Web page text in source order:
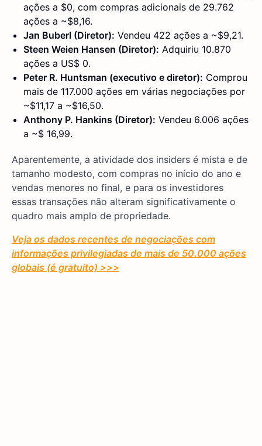
ações a $0, com compras adicionais de 29.762
ações a ~$8,16.
Jan Buberl (Diretor): Vendeu 422 ações a ~$9,21.
Steen Weien Hansen (Diretor): Adquiriu 10.870
ações a US$ 0.
Peter R. Huntsman (executivo e diretor): Comprou
mais de 117.000 ações em várias negociações por
~$11,17 a ~$16,50.
Anthony P. Hankins (Diretor): Vendeu 6.006 ações
a ~$ 16,99.
Aparentemente, a atividade dos insiders é mista e de
tamanho modesto, com compras no início do ano e
vendas menores no final, e para os investidores
essas transações não alteram significativamente o
quadro mais amplo de propriedade.
Veja os dados recentes de negociações com
informações privilegiadas de mais de 50.000 ações
globais (é gratuito) >>>